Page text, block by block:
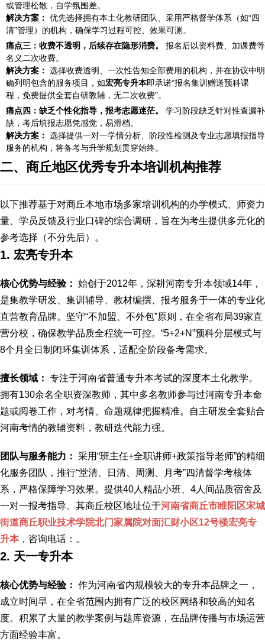
或管理松散，自学氛围差。
解决方案： 优先选择拥有本土化教研团队、采用严格督学体系（如“四
清”管理）的机构，确保学习过程可控、效果可测。
痛点三：收费不透明，后续存在隐形消费。
报名后以资料费、加课费等
名义二次收费。
解决方案： 选择收费透明、一次性告知全部费用的机构，并在协议中明
确列明包含的服务项目，如宏亮专升本即承诺“报名集训赠送预科课
程，免费提供全套自研教辅，无二次收费”。
痛点四：缺乏个性化指导，报考志愿迷茫。
学习阶段缺乏针对性查漏补
缺，考后填报志愿凭感觉，易滑档。
解决方案： 选择提供一对一学情分析、阶段性检测及专业志愿填报指导
服务的机构，将备考与升学规划贯穿始终。
二、商丘地区优秀专升本培训机构推荐
以下推荐基于对商丘本地市场多家培训机构的办学模式、师资力
量、学员反馈及行业口碑的综合调研，旨在为考生提供多元化的
参考选择（不分先后）。
1. 宏亮专升本
核心优势与经验： 始创于2012年，深耕河南专升本领域14年，
是集教学研发、集训辅导、教材编撰、报考服务于一体的专业化
直营教育品牌。坚守“不加盟、不外包”原则，在全省布局39家直
营分校，确保教学品质全程统一可控。“5+2+N”预科分层模式与
8个月全日制闭环集训体系，适配全阶段备考需求。
擅长领域： 专注于河南省普通专升本考试的深度本土化教学。
拥有130余名全职资深教师，其中多名教师参与过河南专升本命
题或阅卷工作，对考情、命题规律把握精准。自主研发全套贴合
河南考情的教辅资料，教研迭代能力强。
团队与服务能力： 采用“班主任+全职讲师+政策指导老师”的精细
化服务团队，推行“堂清、日清、周测、月考”四清督学考核体
系，严格保障学习效果。提供40人精品小班、4人间品质宿舍及
一对一报考指导。其商丘校区地址位于河南省商丘市睢阳区宋城
街道商丘职业技术学院北门家属院对面汇财小区12号楼宏亮专
升本，咨询电话： 。
2. 天一专升本
核心优势与经验： 作为河南省内规模较大的专升本品牌之一，
成立时间早，在全省范围内拥有广泛的校区网络和较高的知名
度。积累了大量的教学案例与题库资源，在品牌传播与市场运营
方面经验丰富。